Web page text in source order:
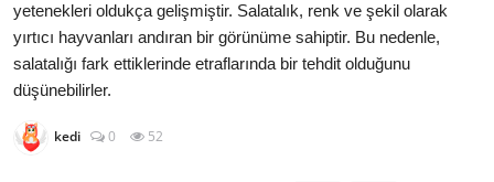
REKLAM
KEDİ CİNSLERİ
KEDİPEDİA
yetenekleri oldukça gelişmiştir. Salatalık, renk ve şekil olarak
yırtıcı hayvanları andıran bir görünüme sahiptir. Bu nedenle,
salatalığı fark ettiklerinde etraflarında bir tehdit olduğunu
düşünebilirler.
kedi 0 52